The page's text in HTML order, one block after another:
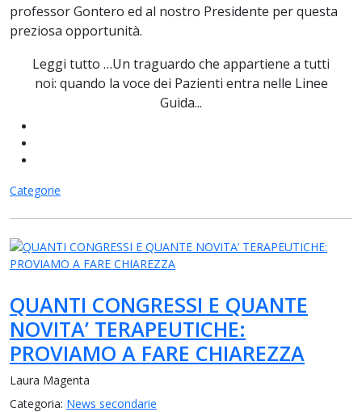
professor Gontero ed al nostro Presidente per questa
preziosa opportunità.
Leggi tutto …Un traguardo che appartiene a tutti
noi: quando la voce dei Pazienti entra nelle Linee
Guida...
Categorie
QUANTI CONGRESSI E QUANTE
NOVITA’ TERAPEUTICHE:
PROVIAMO A FARE CHIAREZZA
Laura Magenta
Categoria: News secondarie